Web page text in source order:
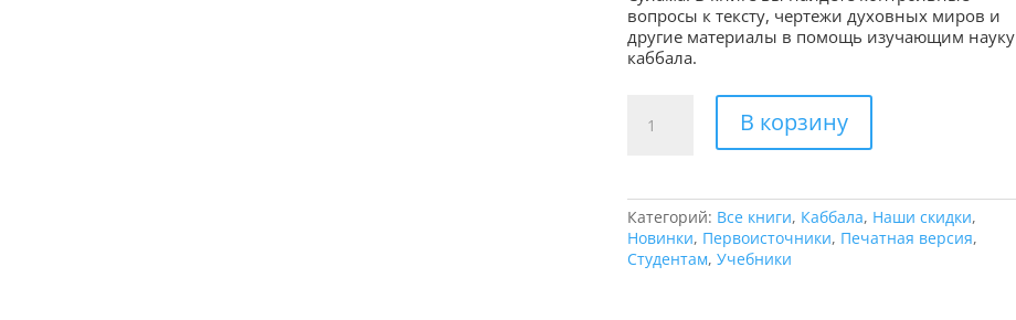
вопросы к тексту, чертежи духовных миров и
другие материалы в помощь изучающим науку
каббала.
Количество
товара
каббала
(Птиха)
В корзину
Категорий: Все книги, Каббала, Наши скидки,
Новинки, Первоисточники, Печатная версия,
Студентам, Учебники